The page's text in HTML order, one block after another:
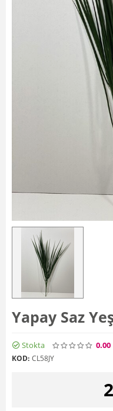
Yapay Saz
Stokta 0.00
KOD: CL58JY